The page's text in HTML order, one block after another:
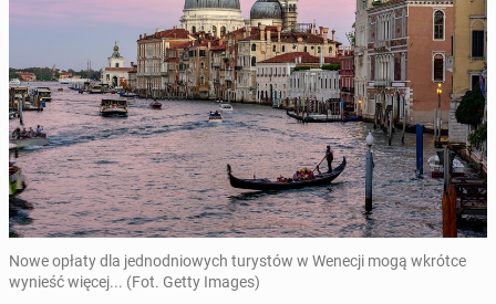
Nowe opłaty dla jednodniowych turystów w Wenecji mogą wkrótce
wynieść więcej... (Fot. Getty Images)